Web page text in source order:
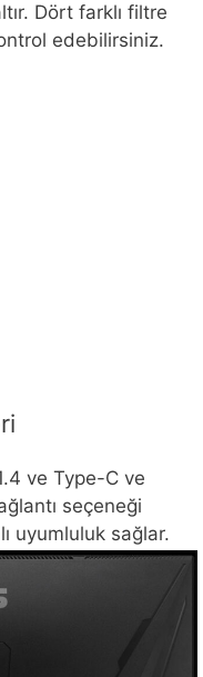
Dört farklı filtre
edebilirsiniz.
ve Type-C ve
seçeneği
uyumluluk sağlar.